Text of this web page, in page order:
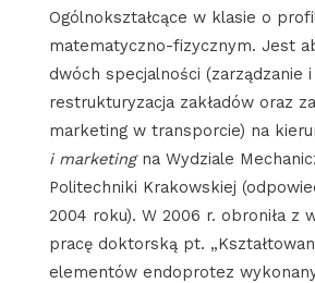
Ogólnokształcące w klasie o
matematyczno-fizycznym. Jest
dwóch specjalności (zarządzanie i
restrukturyzacja zakładów oraz
marketing w transporcie) na
i marketingna Wydziale
Politechniki Krakowskiej
2004 roku). W 2006 r. obroniła z
pracę doktorską pt.
elementów endoprotez